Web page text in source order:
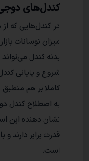
کندل‌های
در کندل‌هایی که
میزان نوسانات
بدنه کندل
شروع و پایانی
کاملا بر هم منطبق
به اصطلاح کندل
نشان دهنده این
قدرت برابر دارند و
است.